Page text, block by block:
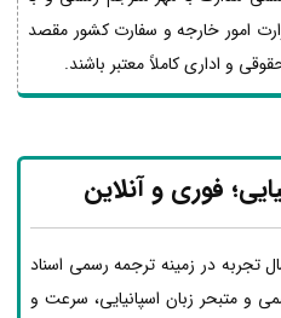
امور خارجه و سفارت کشور مقصد
و اداری کاملاً معتبر باشند.
فوری و آنلاین
تجربه در زمینه ترجمه رسمی اسناد
و متبحر زبان اسپانیایی، سرعت و